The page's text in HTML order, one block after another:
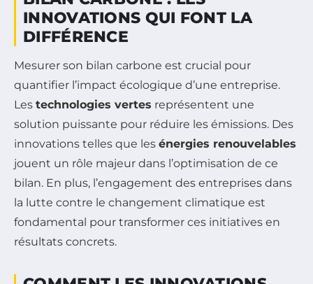
INNOVATIONS QUI FONT LA
DIFFÉRENCE
Mesurer son bilan carbone est crucial pour
quantifier l’impact écologique d’une entreprise.
Les technologies vertes représentent une
solution puissante pour réduire les émissions. Des
innovations telles que les énergies renouvelables
jouent un rôle majeur dans l’optimisation de ce
bilan. En plus, l’engagement des entreprises dans
la lutte contre le changement climatique est
fondamental pour transformer ces initiatives en
résultats concrets.